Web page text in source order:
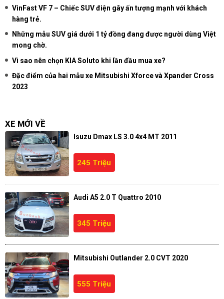
VinFast VF 7 – Chiếc SUV điện gây ấn tượng mạnh với khách
hàng trẻ.
Những mẫu SUV giá dưới 1 tỷ đồng đang được người dùng Việt
mong chờ.
Vì sao nên chọn KIA Soluto khi lần đầu mua xe?
Đặc điểm của hai mẫu xe Mitsubishi Xforce và Xpander Cross
2023
XE MỚI VỀ
Isuzu Dmax LS 3.0 4x4 MT 2011
245 Triệu
Audi A5 2.0 T Quattro 2010
345 Triệu
Mitsubishi Outlander 2.0 CVT 2020
555 Triệu